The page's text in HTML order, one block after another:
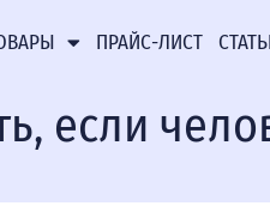
ПРАЙС-ЛИСТ
если